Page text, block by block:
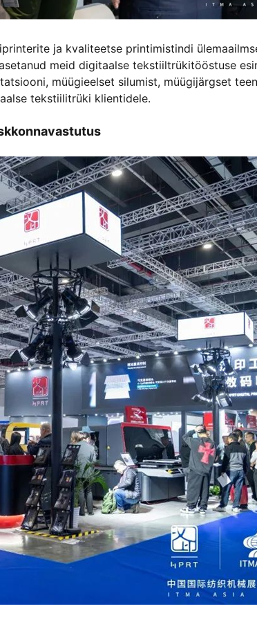
ja kvaliteetse printimistindi
meid digitaalse tekstiiltrükitööstuse
müügieelset silumist, müügijärgset
tekstiilitrüki klientidele.